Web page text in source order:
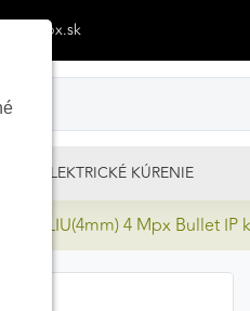
ELEKTRICKÉ KÚRENIE
LIU(4mm) 4 Mpx Bullet IP